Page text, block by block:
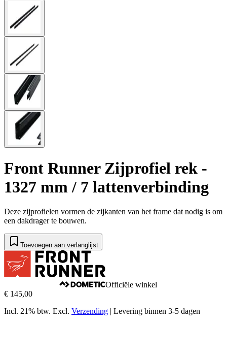
Front Runner Zijprofiel rek -
1327 mm / 7 lattenverbinding
Deze zijprofielen vormen de zijkanten van het frame dat nodig is om
een dakdrager te bouwen.​
Toevoegen aan verlanglijst
Officiële winkel
€ 145,00
Incl. 21% btw. Excl. Verzending | Levering binnen 3-5 dagen